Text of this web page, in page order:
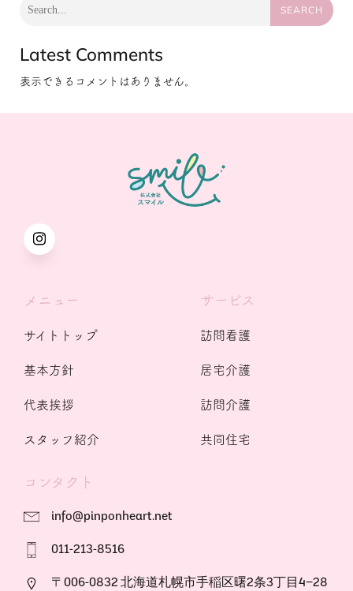
SEARCH
Latest Comments
表示できるコメントはありません。
メニュー
サイトトップ
基本方針
代表挨拶
スタッフ紹介
サービス
訪問看護
居宅介護
訪問介護
共同住宅
コンタクト
info@pinponheart.net
011-213-8516
〒006-0832 北海道札幌市手稲区曙2条3丁目4−28